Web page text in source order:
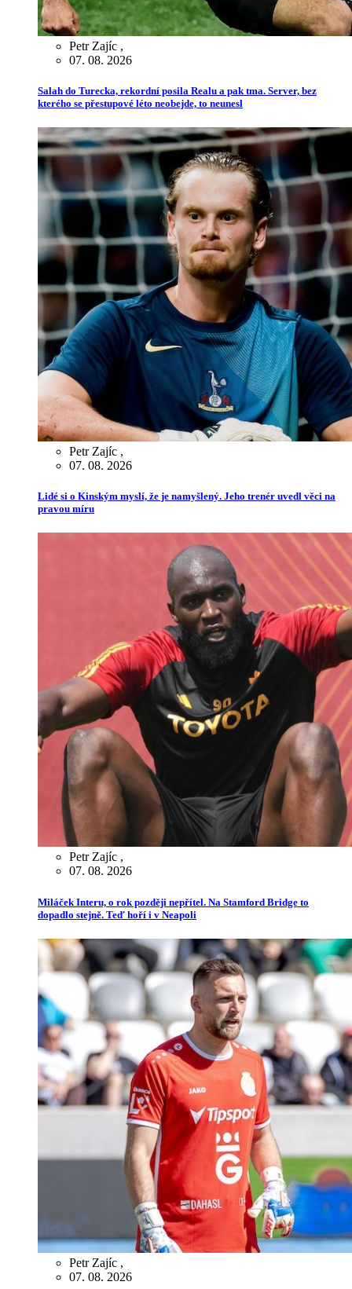
Petr Zajíc ,
07. 08. 2026
Salah do Turecka, rekordní posila Realu a pak tma. Server, bez
kterého se přestupové léto neobejde, to neunesl
Petr Zajíc ,
07. 08. 2026
Lidé si o Kinským myslí, že je namyšlený. Jeho trenér uvedl věci na
pravou míru
Petr Zajíc ,
07. 08. 2026
Miláček Interu, o rok později nepřítel. Na Stamford Bridge to
dopadlo stejně. Teď hoří i v Neapoli
Petr Zajíc ,
07. 08. 2026